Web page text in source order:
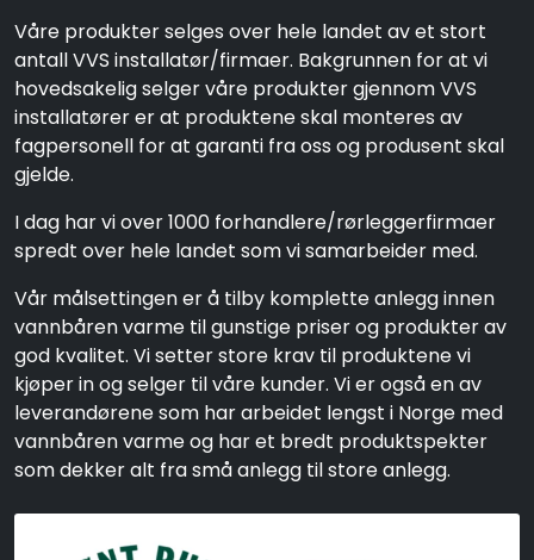
Våre produkter selges over hele landet av et stort
antall VVS installatør/firmaer. Bakgrunnen for at vi
hovedsakelig selger våre produkter gjennom VVS
installatører er at produktene skal monteres av
fagpersonell for at garanti fra oss og produsent skal
gjelde.
I dag har vi over 1000 forhandlere/rørleggerfirmaer
spredt over hele landet som vi samarbeider med.
Vår målsettingen er å tilby komplette anlegg innen
vannbåren varme til gunstige priser og produkter av
god kvalitet. Vi setter store krav til produktene vi
kjøper in og selger til våre kunder. Vi er også en av
leverandørene som har arbeidet lengst i Norge med
vannbåren varme og har et bredt produktspekter
som dekker alt fra små anlegg til store anlegg.